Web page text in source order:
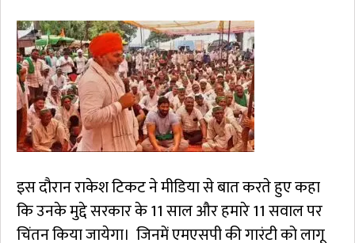
इस दौरान राकेश टिकट ने मीडिया से बात करते हुए कहा
कि उनके मुद्दे सरकार के 11 साल और हमारे 11 सवाल पर
चिंतन किया जायेगा। जिनमें एमएसपी की गारंटी को लागू